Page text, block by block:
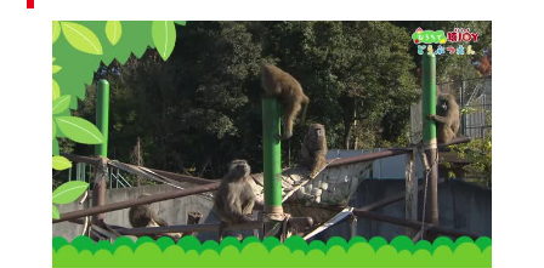
一部コンテンツを除き、
CCNetサービスへの加入と『CCNetマイ
ページ※』へのログインが必要となりま
す。
何卒、ご理解ご了承の程よろしくお願い
いたします。